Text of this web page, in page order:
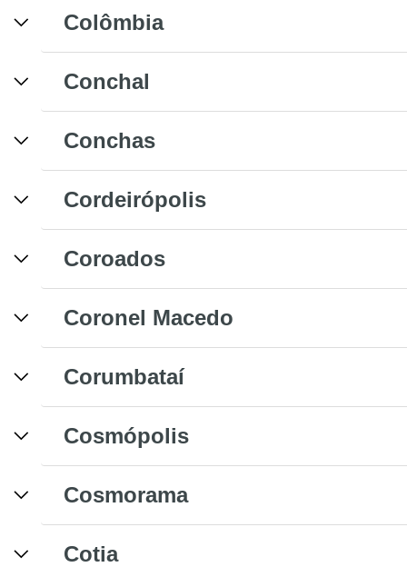
Colômbia
Conchal
Conchas
Cordeirópolis
Coroados
Coronel Macedo
Corumbataí
Cosmópolis
Cosmorama
Cotia